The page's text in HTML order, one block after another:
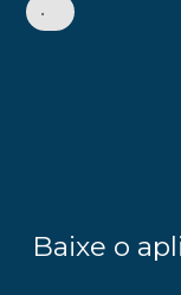
•
Baixe o